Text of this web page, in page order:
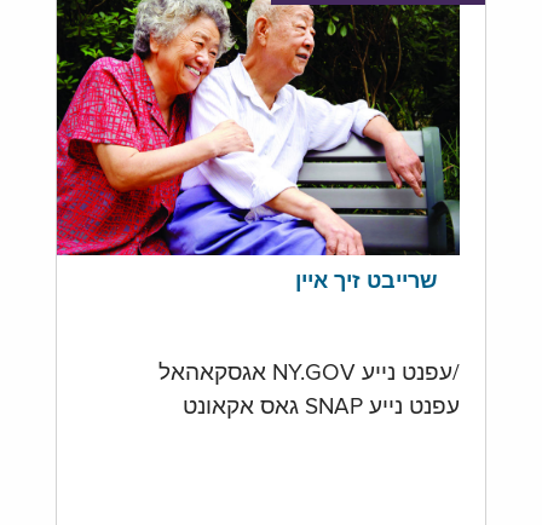
שרייבט זיך איין
/עפנט נייע NY.GOV אגסקאהאל
עפנט נייע SNAP גאס אקאונט